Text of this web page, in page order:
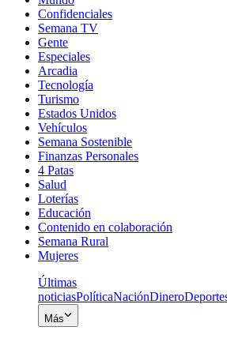
Confidenciales
Semana TV
Gente
Especiales
Arcadia
Tecnología
Turismo
Estados Unidos
Vehículos
Semana Sostenible
Finanzas Personales
4 Patas
Salud
Loterías
Educación
Contenido en colaboración
Semana Rural
Mujeres
Últimas
noticiasPolíticaNaciónDinero
Más